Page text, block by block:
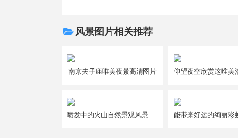
风景图片相关推荐
南京夫子庙唯美夜景高清图片
喷发中的火山自然景观风景壁纸图片大全